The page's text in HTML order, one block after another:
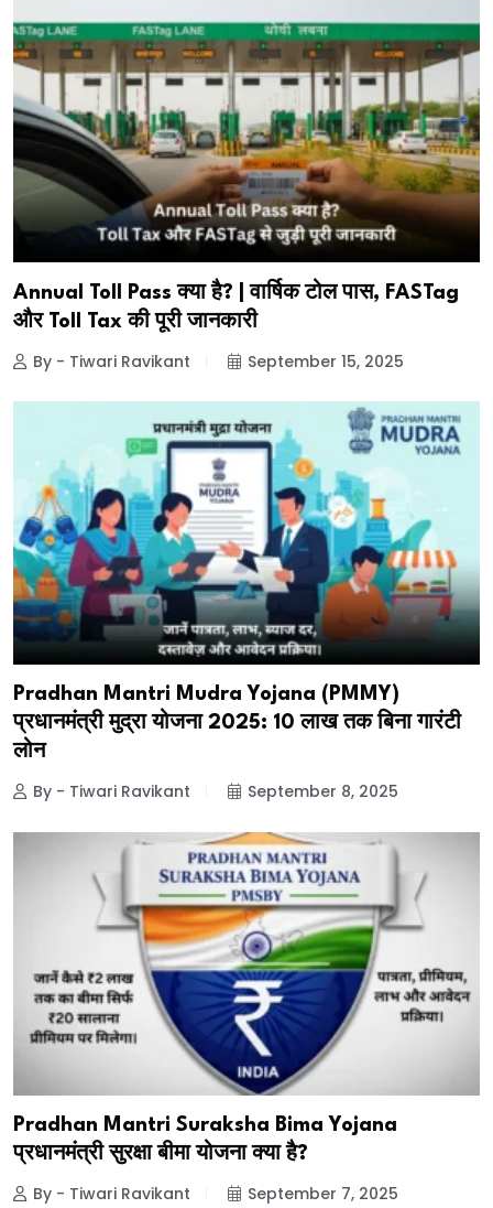
Annual Toll Pass क्या है? | वार्षिक टोल पास, FASTag
और Toll Tax की पूरी जानकारी
By - Tiwari Ravikant September 15, 2025
Pradhan Mantri Mudra Yojana (PMMY)
प्रधानमंत्री मुद्रा योजना 2025: ₹10 लाख तक बिना गारंटी
लोन
By - Tiwari Ravikant September 8, 2025
Pradhan Mantri Suraksha Bima Yojana
प्रधानमंत्री सुरक्षा बीमा योजना क्या है?
By - Tiwari Ravikant September 7, 2025